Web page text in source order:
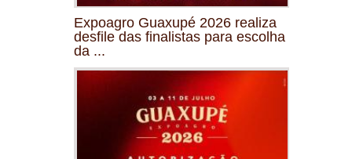
Expoagro Guaxupé 2026 realiza
desfile das finalistas para escolha
da ...